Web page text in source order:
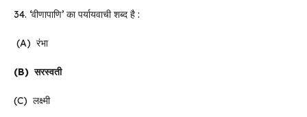
34. ‘वीणापाणि’ का पर्यायवाची शब्द है :
(A) रंभा
(B)सरस्वती
(C) लक्ष्मी